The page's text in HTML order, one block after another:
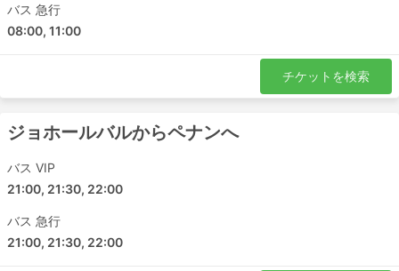
バス 急行
08:00, 11:00
チケットを検索
ジョホールバルからペナンへ
バス VIP
21:00, 21:30, 22:00
バス 急行
21:00, 21:30, 22:00